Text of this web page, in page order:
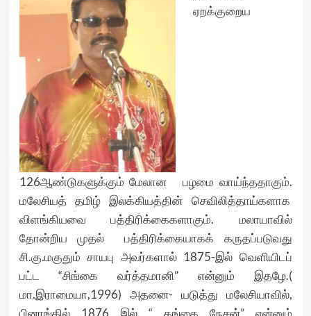
ஏறக்குறைய
126ஆண்டுகளுக்கும் மேலான பழமை வாய்ந்ததாகும்.
மலேசியத் தமிழ் இலக்கியத்தின் செவிலித்தாய்களாக
விளங்கியவை பத்திரிக்கைகளாகும். மலாயாவில்
தோன்றிய முதல் பத்திரிக்கையாகக் கருதப்படுவது
சி.கு.மகுதும் சாயபு அவர்களால் 1875-இல் வெளியிடப்
பட்ட “சிங்கை வர்த்தமானி” என்னும் இதழே.(
மா.இராமையா,1996) அதனை- யடுத்து மலேசியாவில்,
பினாங்கில் 1876 இல் “ தங்கை நேசன்” என்னும்